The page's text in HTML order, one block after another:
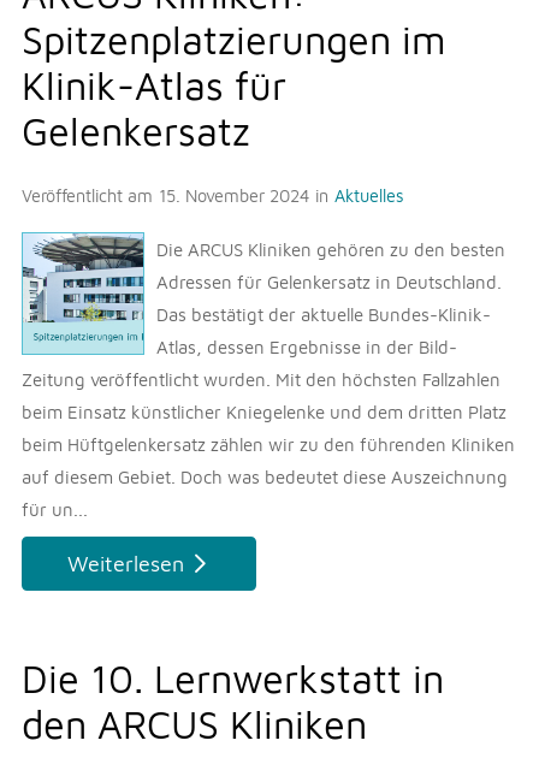
Spitzenplatzierungen im
Klinik-Atlas für
Gelenkersatz
Veröffentlicht am 15. November 2024 in Aktuelles
Die ARCUS Kliniken gehören zu den besten
Adressen für Gelenkersatz in Deutschland.
Das bestätigt der aktuelle Bundes-Klinik-
Atlas, dessen Ergebnisse in der Bild-
Zeitung veröffentlicht wurden. Mit den höchsten Fallzahlen
beim Einsatz künstlicher Kniegelenke und dem dritten Platz
beim Hüftgelenkersatz zählen wir zu den führenden Kliniken
auf diesem Gebiet. Doch was bedeutet diese Auszeichnung
für un...
Weiterlesen
Die 10. Lernwerkstatt in
den ARCUS Kliniken